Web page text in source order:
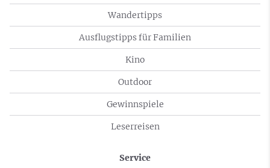
Wandertipps
Ausflugstipps für Familien
Kino
Outdoor
Gewinnspiele
Leserreisen
Service